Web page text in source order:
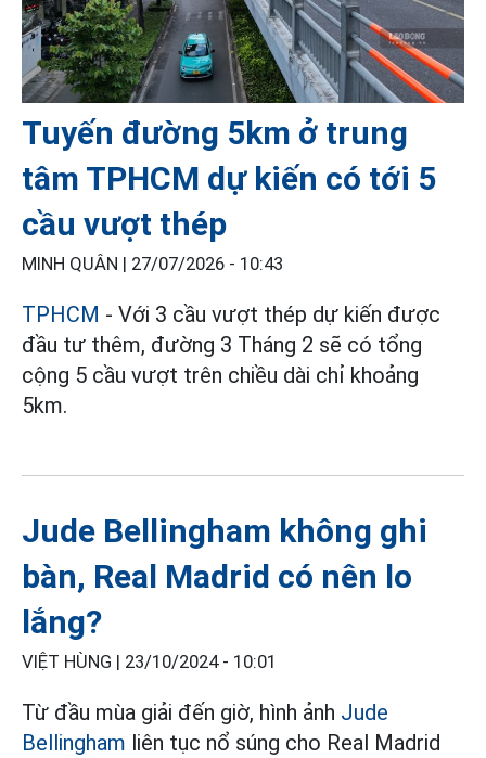
Tuyến đường 5km ở trung
tâm TPHCM dự kiến có tới 5
cầu vượt thép
MINH QUÂN | 27/07/2026 - 10:43
TPHCM - Với 3 cầu vượt thép dự kiến được
đầu tư thêm, đường 3 Tháng 2 sẽ có tổng
cộng 5 cầu vượt trên chiều dài chỉ khoảng
5km.
Jude Bellingham không ghi
bàn, Real Madrid có nên lo
lắng?
VIỆT HÙNG | 23/10/2024 - 10:01
Từ đầu mùa giải đến giờ, hình ảnh Jude
Bellingham liên tục nổ súng cho Real Madrid